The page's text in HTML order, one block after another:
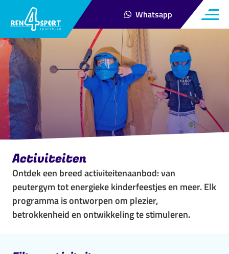
Open
Contact via
Whatsapp
Activiteiten
Ontdek een breed activiteitenaanbod: van
peutergym tot energieke kinderfeestjes en meer. Elk
programma is ontworpen om plezier,
betrokkenheid en ontwikkeling te stimuleren.